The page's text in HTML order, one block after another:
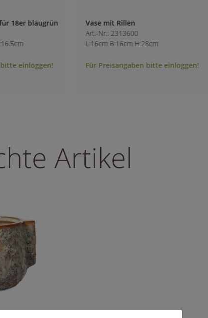
H:28cm
bitte einloggen!
Pokal glasiert farbverlauf grün
Art.-Nr.: 5609200-80
B:19cm H:25cm
Für Preisangaben bitte
Artikel